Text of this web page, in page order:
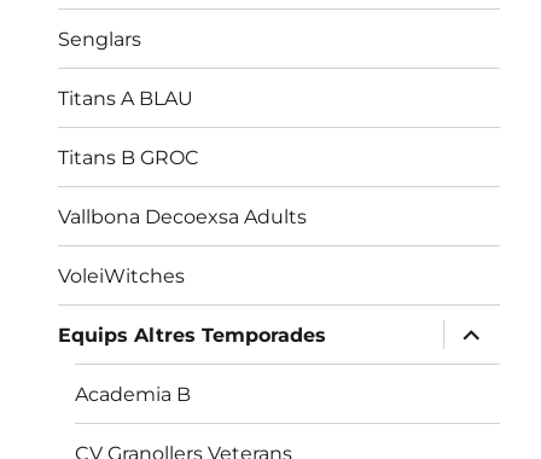
Senglars
Titans A BLAU
Titans B GROC
Vallbona Decoexsa Adults
VoleiWitches
Equips Altres Temporades
amplia
el
menú
Academia B
CV Granollers Veterans